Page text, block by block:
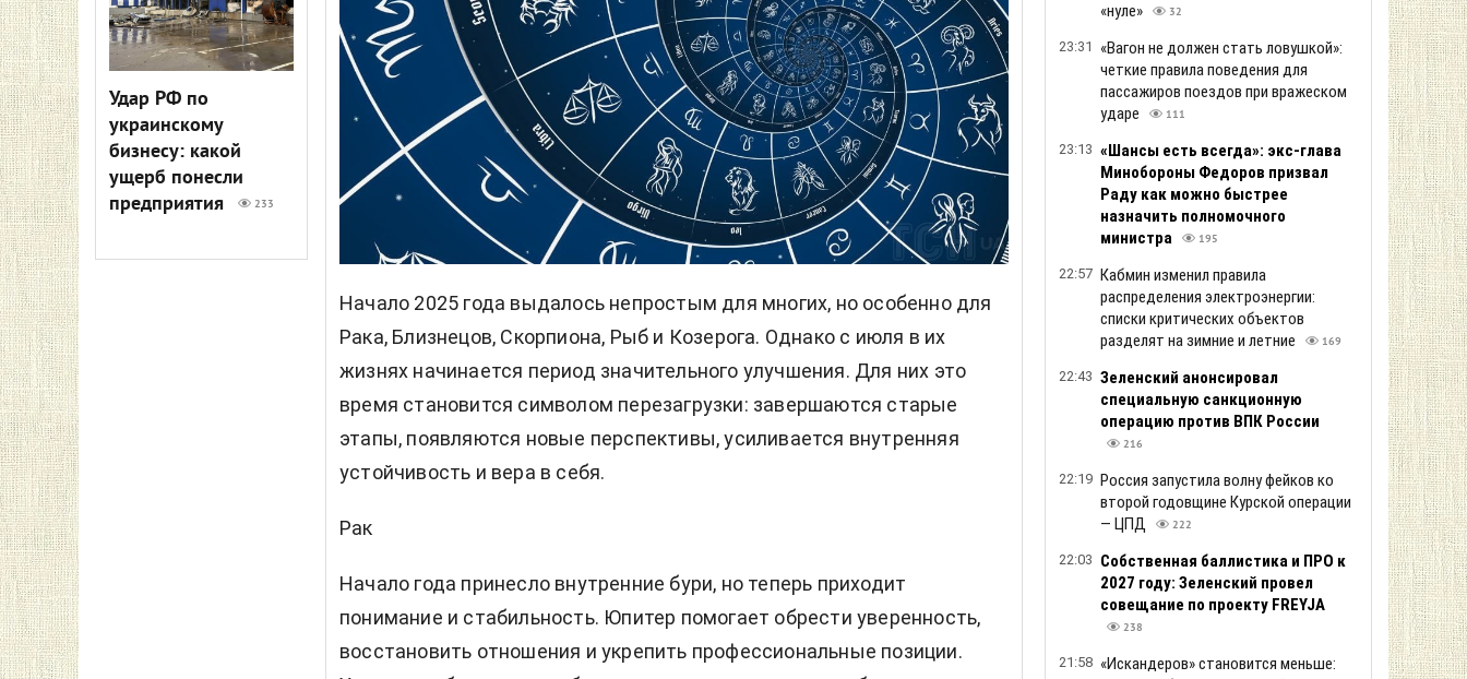
Удар РФ по
украинскому
бизнесу: какой
ущерб понесли
предприятия
233
Начало 2025 года выдалось непростым для многих, но особенно для
Рака, Близнецов, Скорпиона, Рыб и Козерога. Однако с июля в их
жизнях начинается период значительного улучшения. Для них это
время становится символом перезагрузки: завершаются старые
этапы, появляются новые перспективы, усиливается внутренняя
устойчивость и вера в себя.
Рак
Начало года принесло внутренние бури, но теперь приходит
понимание и стабильность. Юпитер помогает обрести уверенность,
восстановить отношения и укрепить профессиональные позиции.
«нуле»
32
23:31
«Вагон не должен стать ловушкой»:
четкие правила поведения для
пассажиров поездов при вражеском
ударе
111
23:13 «Шансы есть всегда»: экс-глава
Минобороны Федоров призвал
Раду как можно быстрее
назначить полномочного
министра
195
22:57 Кабмин изменил правила
распределения электроэнергии:
списки критических объектов
разделят на зимние и летние
169
22:43 Зеленский анонсировал
специальную санкционную
операцию против ВПК России
216
22:19 Россия запустила волну фейков ко
второй годовщине Курской операции
— ЦПД
222
22:03 Собственная баллистика и ПРО к
2027 году: Зеленский провел
совещание по проекту FREYJA
238
21:58 «Искандеров» становится меньше: